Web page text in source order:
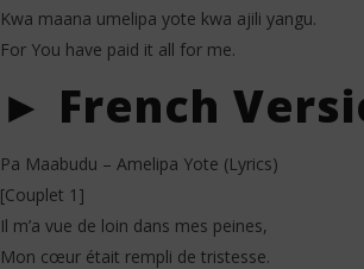
Kwa maana umelipa yote kwa ajili yangu.
For You have paid it all for me.
► French
Pa Maabudu – Amelipa Yote (Lyrics)
[Couplet 1]
Il m’a vue de loin dans mes peines,
Mon cœur était rempli de tristesse.